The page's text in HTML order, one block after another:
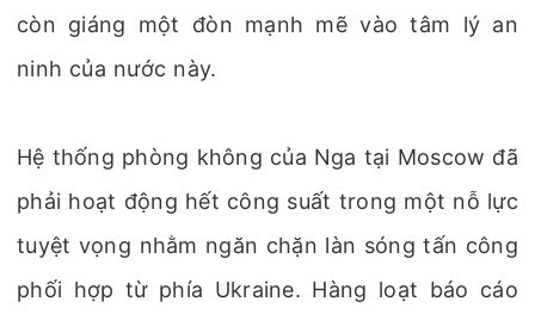
còn giáng một đòn mạnh mẽ vào tâm lý an
ninh của nước này.
Hệ thống phòng không của Nga tại Moscow đã
phải hoạt động hết công suất trong một nỗ lực
tuyệt vọng nhằm ngăn chặn làn sóng tấn công
phối hợp từ phía Ukraine. Hàng loạt báo cáo